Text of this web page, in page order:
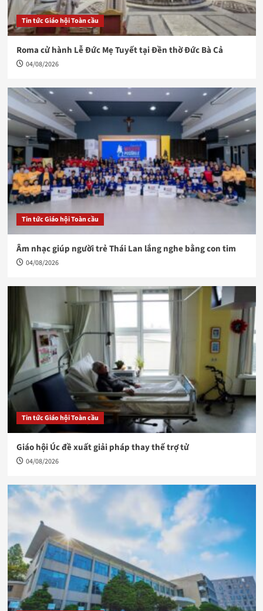
Tin tức Giáo hội Toàn cầu
Roma cử hành Lễ Đức Mẹ Tuyết tại Đền thờ Đức Bà Cả
04/08/2026
Tin tức Giáo hội Toàn cầu
Âm nhạc giúp người trẻ Thái Lan lắng nghe bằng con tim
04/08/2026
Tin tức Giáo hội Toàn cầu
Giáo hội Úc đề xuất giải pháp thay thế trợ tử
04/08/2026